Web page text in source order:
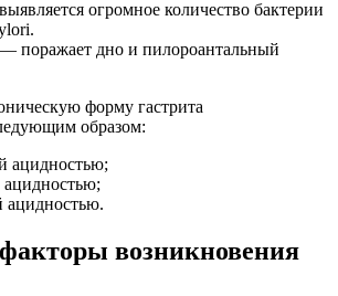
огромное количество бактерии
поражает дно и пилороантальный
форму гастрита
образом:
ацидностью;
ацидностью.
возникновения